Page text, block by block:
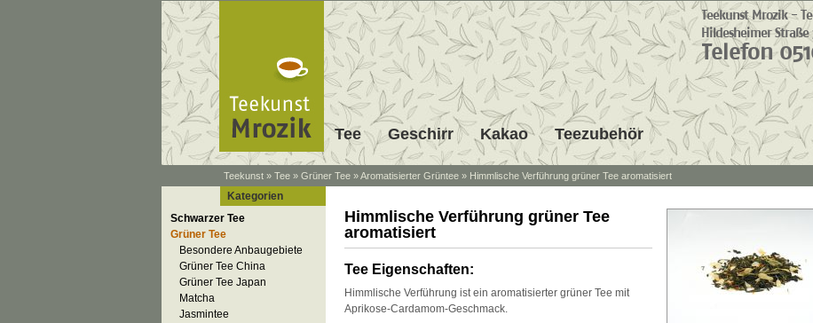
Tee Geschirr Kakao Teezubehör
Teekunst » Tee » Grüner Tee »Aromatisierter Grüntee » Himmlische Verführung grüner Tee aromatisiert
Kategorien
Schwarzer Tee
Grüner Tee
Besondere Anbaugebiete
Grüner Tee China
Grüner Tee Japan
Matcha
Jasmintee
Himmlische Verführung grüner Tee
aromatisiert
Tee Eigenschaften:
Himmlische Verführung ist ein aromatisierter grüner Tee mit
Aprikose-Cardamom-Geschmack.